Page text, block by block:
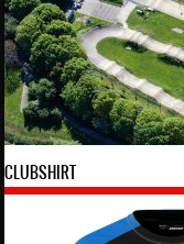
CLUBSHIRT